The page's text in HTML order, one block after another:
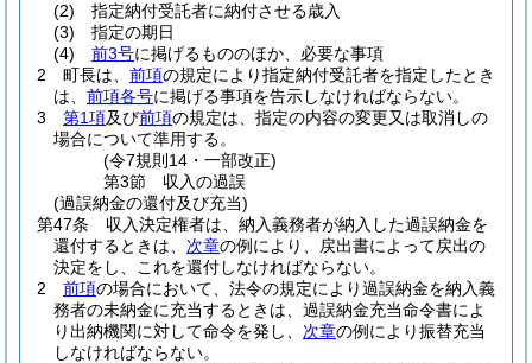
(2)
指定納付受託者に納付させる歳入
(3)
指定の期日
(4)
前3号に掲げるもののほか、必要な事項
2
町長は、 前項の規定により指定納付受託者を指定したとき
は、 前項各号に掲げる事項を告示しなければならない。
3
第1項及び前項の規定は、指定の内容の変更又は取消しの
場合について準用する。
(令7規則14・一部改正)
第3節
収入の過誤
(過誤納金の還付及び充当)
第47条
収入決定権者は、納入義務者が納入した過誤納金を
還付するときは、 次章の例により、戻出書によって戻出の
決定をし、これを還付しなければならない。
2
前項の場合において、法令の規定により過誤納金を納入義
務者の未納金に充当するときは、過誤納金充当命令書によ
り出納機関に対して命令を発し、 次章の例により振替充当
しなければならない。